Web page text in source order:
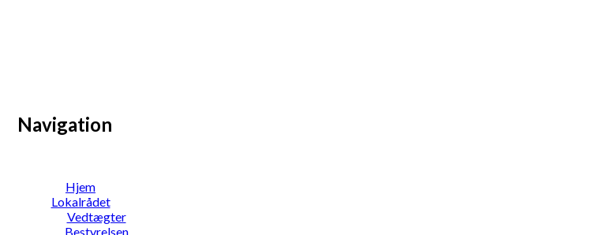
Navigation
Hjem
Lokalrådet
Vedtægter
Bestyrelsen